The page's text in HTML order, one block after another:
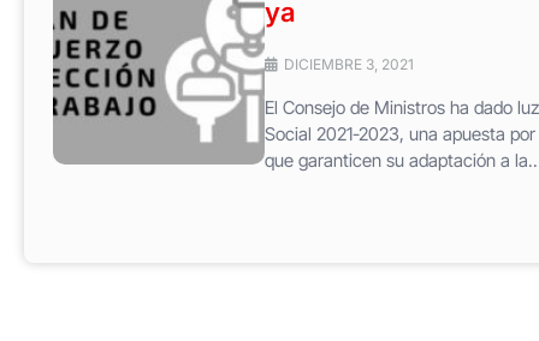
ya
DICIEMBRE 3, 2021
El Consejo de Ministros ha dado
Social 2021-2023, una apuesta
que garanticen su adaptación a